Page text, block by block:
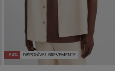
-64% DISPONÍVEL BREVEMENTE